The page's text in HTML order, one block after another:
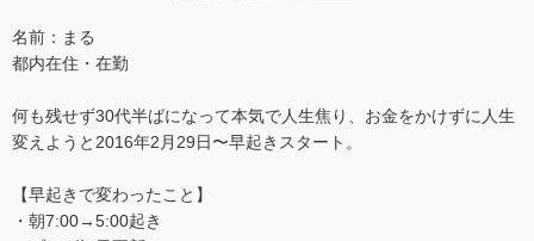
名前：まる
都内在住・在勤
何も残せず30代半ばになって本気で人生焦り、お金をかけずに人生
変えようと2016年2月29日〜早起きスタート。
【早起きで変わったこと】
・朝7:00→5:00起き